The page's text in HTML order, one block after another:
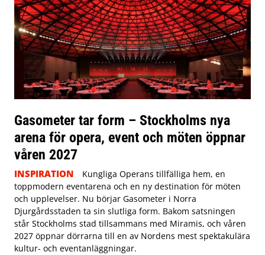
Gasometer tar form – Stockholms nya
arena för opera, event och möten öppnar
våren 2027
INSPIRATION
Kungliga Operans tillfälliga hem, en
toppmodern eventarena och en ny destination för möten
och upplevelser. Nu börjar Gasometer i Norra
Djurgårdsstaden ta sin slutliga form. Bakom satsningen
står Stockholms stad tillsammans med Miramis, och våren
2027 öppnar dörrarna till en av Nordens mest spektakulära
kultur- och eventanläggningar.